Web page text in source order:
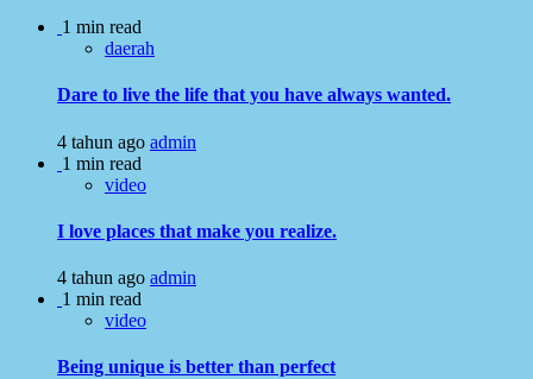
1 min read
daerah
Dare to live the life that you have always wanted.
4 tahun ago admin
1 min read
video
I love places that make you realize.
4 tahun ago admin
1 min read
video
Being unique is better than perfect